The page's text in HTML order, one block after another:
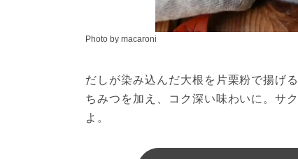
Photo by macaroni
だしが染み込んだ大根を片栗粉で揚げ
ちみつを加え、コク深い味わいに。サ
よ。